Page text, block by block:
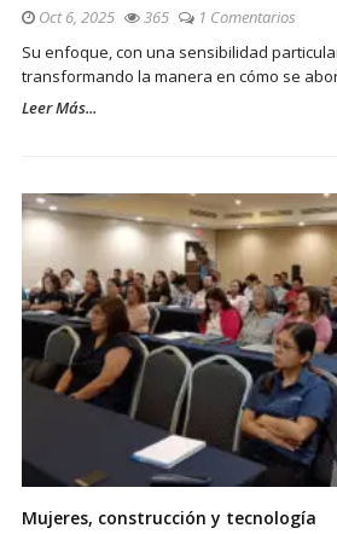
Oct 6, 2025 365
1 Comentarios
Su enfoque, con una sensibilidad
transformando la manera en cómo se
Leer Más...
Mujeres, construcción y tecnología